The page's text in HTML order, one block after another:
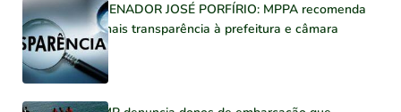
SENADOR JOSÉ PORFÍRIO: MPPA recomenda
mais transparência à prefeitura e câmara